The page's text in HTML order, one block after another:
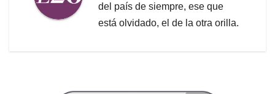
del país de siempre, ese que
está olvidado, el de la otra orilla.